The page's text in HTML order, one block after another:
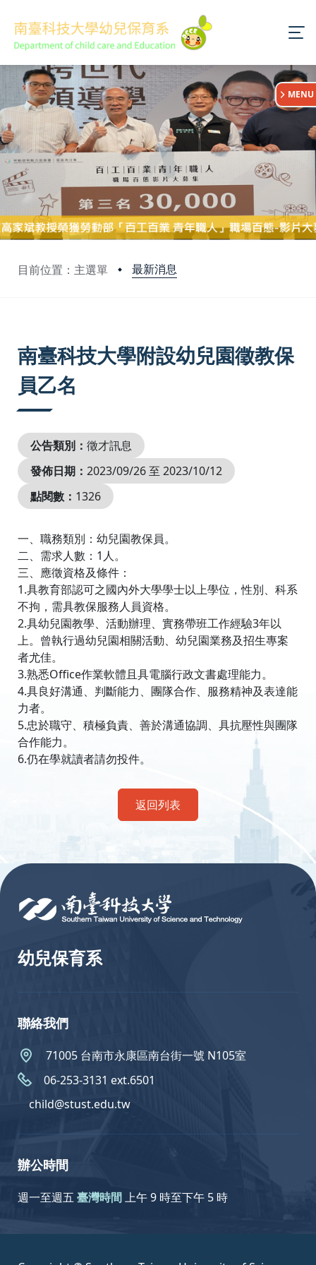
目前位置：主選單 最新消息
:::
MENU
南臺科技大學附設幼兒園徵教保
員乙名
公告類別： 徵才訊息
發佈日期： 2023/09/26 至 2023/10/12
點閱數： 1326
一、職務類別：幼兒園教保員。
二、需求人數：1人。
三、應徵資格及條件：
1.具教育部認可之國內外大學學士以上學位，性別、科系
不拘，需具教保服務人員資格。
2.具幼兒園教學、活動辦理、實務帶班工作經驗3年以
上。曾執行過幼兒園相關活動、幼兒園業務及招生專案
者尤佳。
3.熟悉Office作業軟體且具電腦行政文書處理能力。
4.具良好溝通、判斷能力、團隊合作、服務精神及表達能
力者。
5.忠於職守、積極負責、善於溝通協調、具抗壓性與團隊
合作能力。
6.仍在學就讀者請勿投件。
返回列表
幼兒保育系
聯絡我們
71005 台南市永康區南台街一號 N105室
06-253-3131 ext.6501
child@stust.edu.tw
辦公時間
週一至週五 臺灣時間上午 9 時至下午 5 時